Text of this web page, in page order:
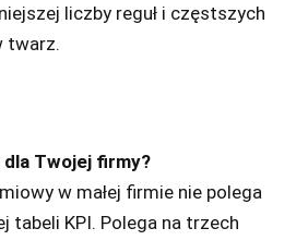
liczby reguł i częstszych
twarz.
Twojej firmy?
w małej firmie nie polega
tabeli KPI. Polega na trzech